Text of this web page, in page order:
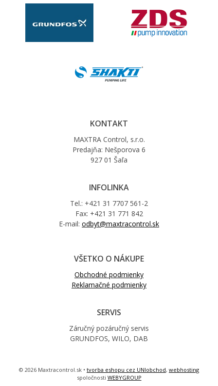
KONTAKT
MAXTRA Control, s.r.o.
Predajňa: Nešporova 6
927 01 Šaľa
INFOLINKA
Tel.: +421 31 7707 561-2
Fax: +421 31 771 842
E-mail: odbyt@maxtracontrol.sk
VŠETKO O NÁKUPE
Obchodné podmienky
Reklamačné podmienky
SERVIS
Záručný pozáručný servis
GRUNDFOS, WILO, DAB
© 2026 Maxtracontrol.sk • tvorba eshopu cez UNIobchod, webhosting
spoločnosti WEBYGROUP